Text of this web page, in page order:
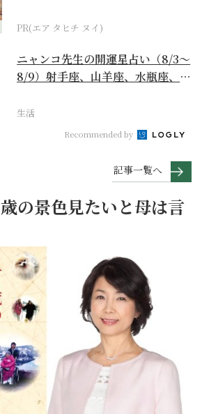
PR(エア タヒチ ヌイ)
ニャンコ先生の開運星占い（8/3～
8/9）射手座、山羊座、水瓶座、魚
生活
Recommended by
記事一覧へ
の景色見たいと母は言